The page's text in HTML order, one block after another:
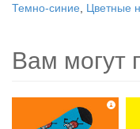
Темно-синие
Цветные
Вам могут